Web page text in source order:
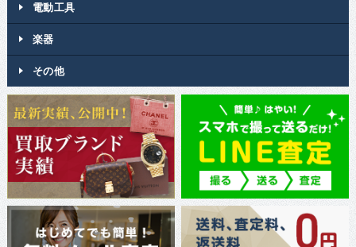
電動工具
楽器
その他